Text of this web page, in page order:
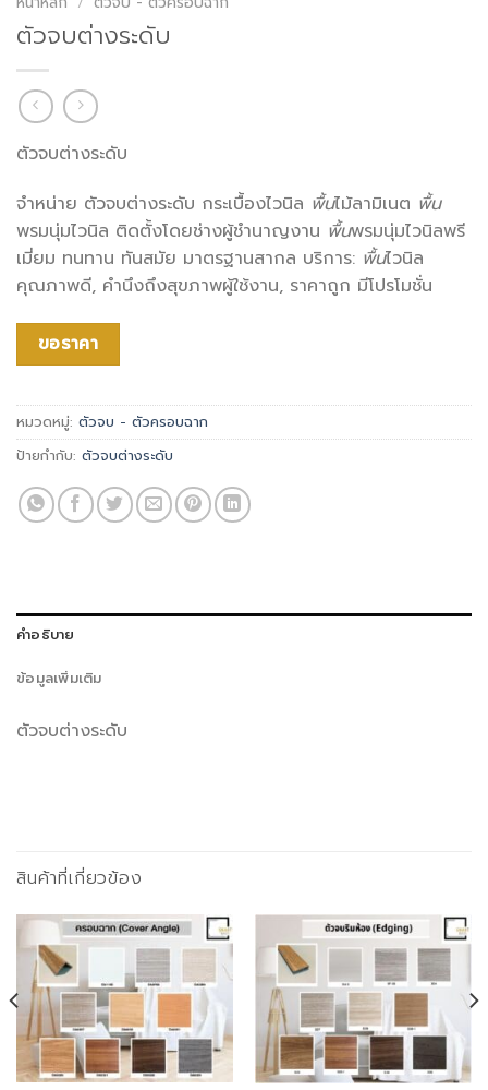
ตัวจบต่างระดับ
ตัวจบต่างระดับ
จำหน่าย ตัวจบต่างระดับ กระเบื้องไวนิล พื้นไม้ลามิเนต พื้น
พรมนุ่มไวนิล ติดตั้งโดยช่างผู้ชำนาญงาน พื้นพรมนุ่มไวนิลพรี
เมี่ยม ทนทาน ทันสมัย มาตรฐานสากล บริการ: พื้นไวนิล
คุณภาพดี, คำนึงถึงสุขภาพผู้ใช้งาน, ราคาถูก มีโปรโมชั่น
ขอราคา
หมวดหมู่: ตัวจบ - ตัวครอบฉาก
ป้ายกำกับ: ตัวจบต่างระดับ
คำอธิบาย
ข้อมูลเพิ่มเติม
ตัวจบต่างระดับ
สินค้าที่เกี่ยวข้อง